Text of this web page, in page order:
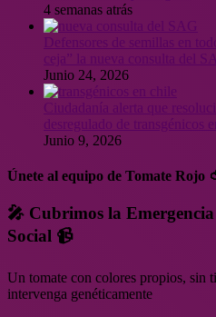
4 semanas atrás
Junio 24, 2026
Ciudadanía alerta que
desregulado de transgénicos
Junio 9, 2026
Únete al equipo de Tomate Rojo
🎤 Cubrimos la
Social 📹
Un tomate con colores propios, sin
intervenga genéticamente